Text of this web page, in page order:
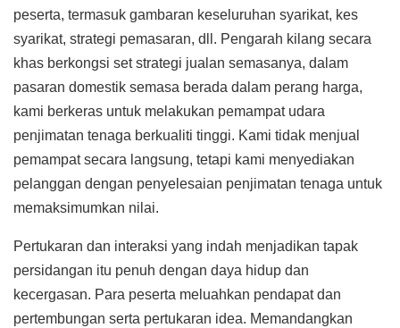
peserta, termasuk gambaran keseluruhan syarikat, kes
syarikat, strategi pemasaran, dll. Pengarah kilang secara
khas berkongsi set strategi jualan semasanya, dalam
pasaran domestik semasa berada dalam perang harga,
kami berkeras untuk melakukan pemampat udara
penjimatan tenaga berkualiti tinggi. Kami tidak menjual
pemampat secara langsung, tetapi kami menyediakan
pelanggan dengan penyelesaian penjimatan tenaga untuk
memaksimumkan nilai.
Pertukaran dan interaksi yang indah menjadikan tapak
persidangan itu penuh dengan daya hidup dan
kecergasan. Para peserta meluahkan pendapat dan
pertembungan serta pertukaran idea. Memandangkan